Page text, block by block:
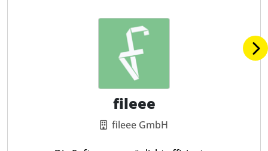
fileee
fileee GmbH